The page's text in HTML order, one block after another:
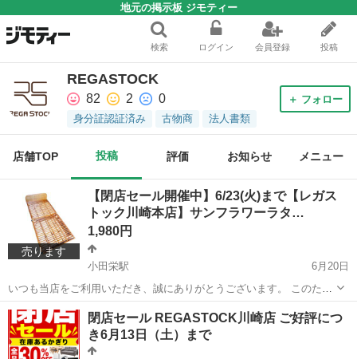
地元の掲示板 ジモティー
検索 ログイン 会員登録 投稿
REGASTOCK
82 2 0
身分証認証済み 古物商 法人書類
＋ フォロー
店舗TOP 投稿 評価 お知らせ メニュー
売ります
【閉店セール開催中】6/23(火)まで【レガス
トック川崎本店】サンフラワーラタ…
1,980円
小田栄駅
6月20日
いつも当店をご利用いただき、誠にありがとうございます。 このたび
当店は、誠に勝手ながら閉店することとなりました。 これまで多くの
お客様にご来店・ご利用いただきましたこと、心より感謝申し上げま
す。 なお、閉店...
神奈川 川崎市 小田栄駅 ラタン
閉店セール REGASTOCK川崎店 ご好評につ
き6月13日（土）まで